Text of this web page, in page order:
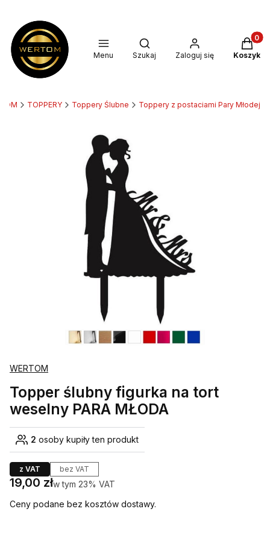
Menu
Otwórz wyszukiwarkę
Szukaj Zaloguj się Koszyk
TOPPERY Toppery Ślubne Toppery z postaciami Pary Młodej
WERTOM
Topper ślubny figurka na tort
weselny PARA MŁODA
2 osoby kupiły ten produkt
z VAT bez VAT
Cena
19,00 złw tym 23% VAT
w tym 23% VAT
Ceny podane bez kosztów dostawy.